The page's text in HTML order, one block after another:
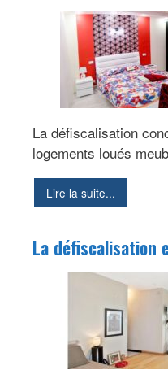
La défiscalisation
logements loués
Lire la suite...
La défiscalisation